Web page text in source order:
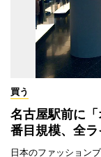
買う
名古屋駅前に
番目規模、全
日本のファッション